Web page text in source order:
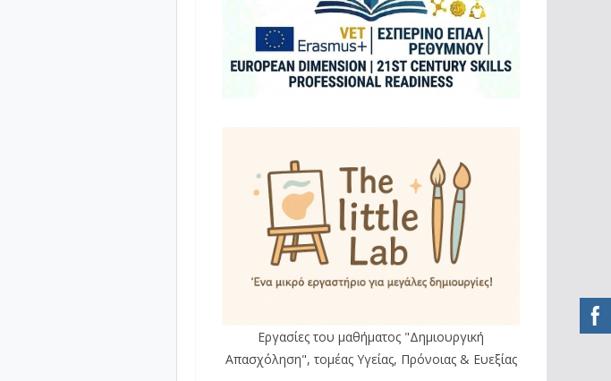
Εργασίες του μαθήματος "Δημιουργική
Απασχόληση", τομέας Υγείας, Πρόνοιας & Ευεξίας